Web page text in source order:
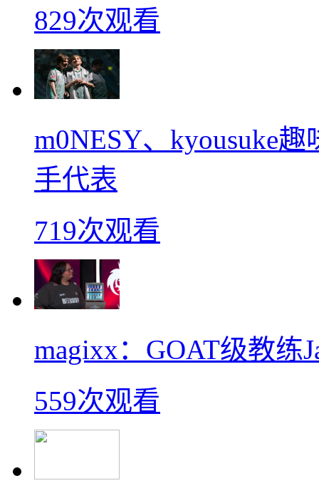
829次观看
m0NESY、kyousuke
手代表
719次观看
magixx：GOAT级教练
559次观看